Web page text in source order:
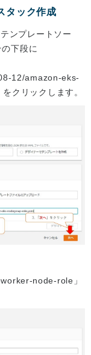
タック作成
ンプレートソー
下段に
12/amazon-eks-
クリックします。
node-role」